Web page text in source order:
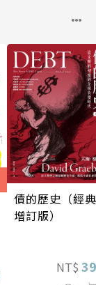
債的歷史（經典
增訂版）
NT$